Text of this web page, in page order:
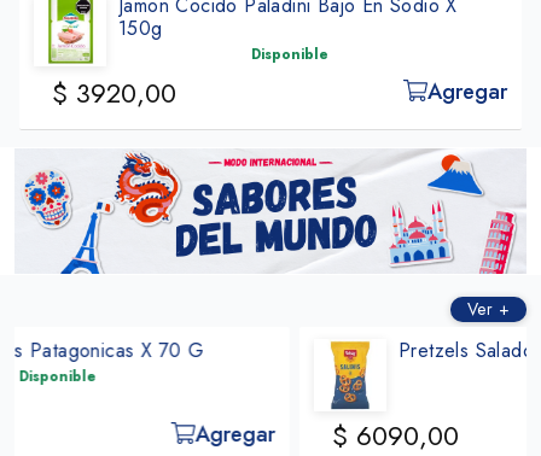
150g
Disponible
$ 3920,00 Agregar
Ver +
Pretzels Salados Salinis Schar X 60 G
$ 6090,00 Agregar